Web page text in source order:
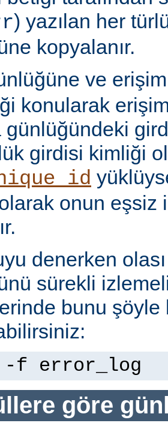
) yazılan her
kopyalanır.
ve
konularak
günlüğündeki
girdisi kimliği
onun eşsiz
denerken
sürekli
bunu şöyle
f error_log
göre